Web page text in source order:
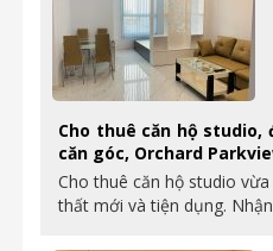
Cho thuê căn hộ studio,
căn góc, Orchard
Cho thuê căn hộ studio
thất mới và tiện dụng.